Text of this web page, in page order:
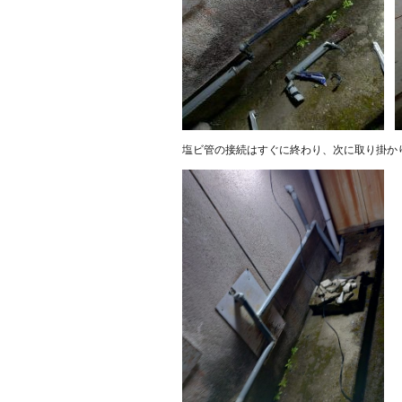
塩ビ管の接続はすぐに終わり、次に取り掛か